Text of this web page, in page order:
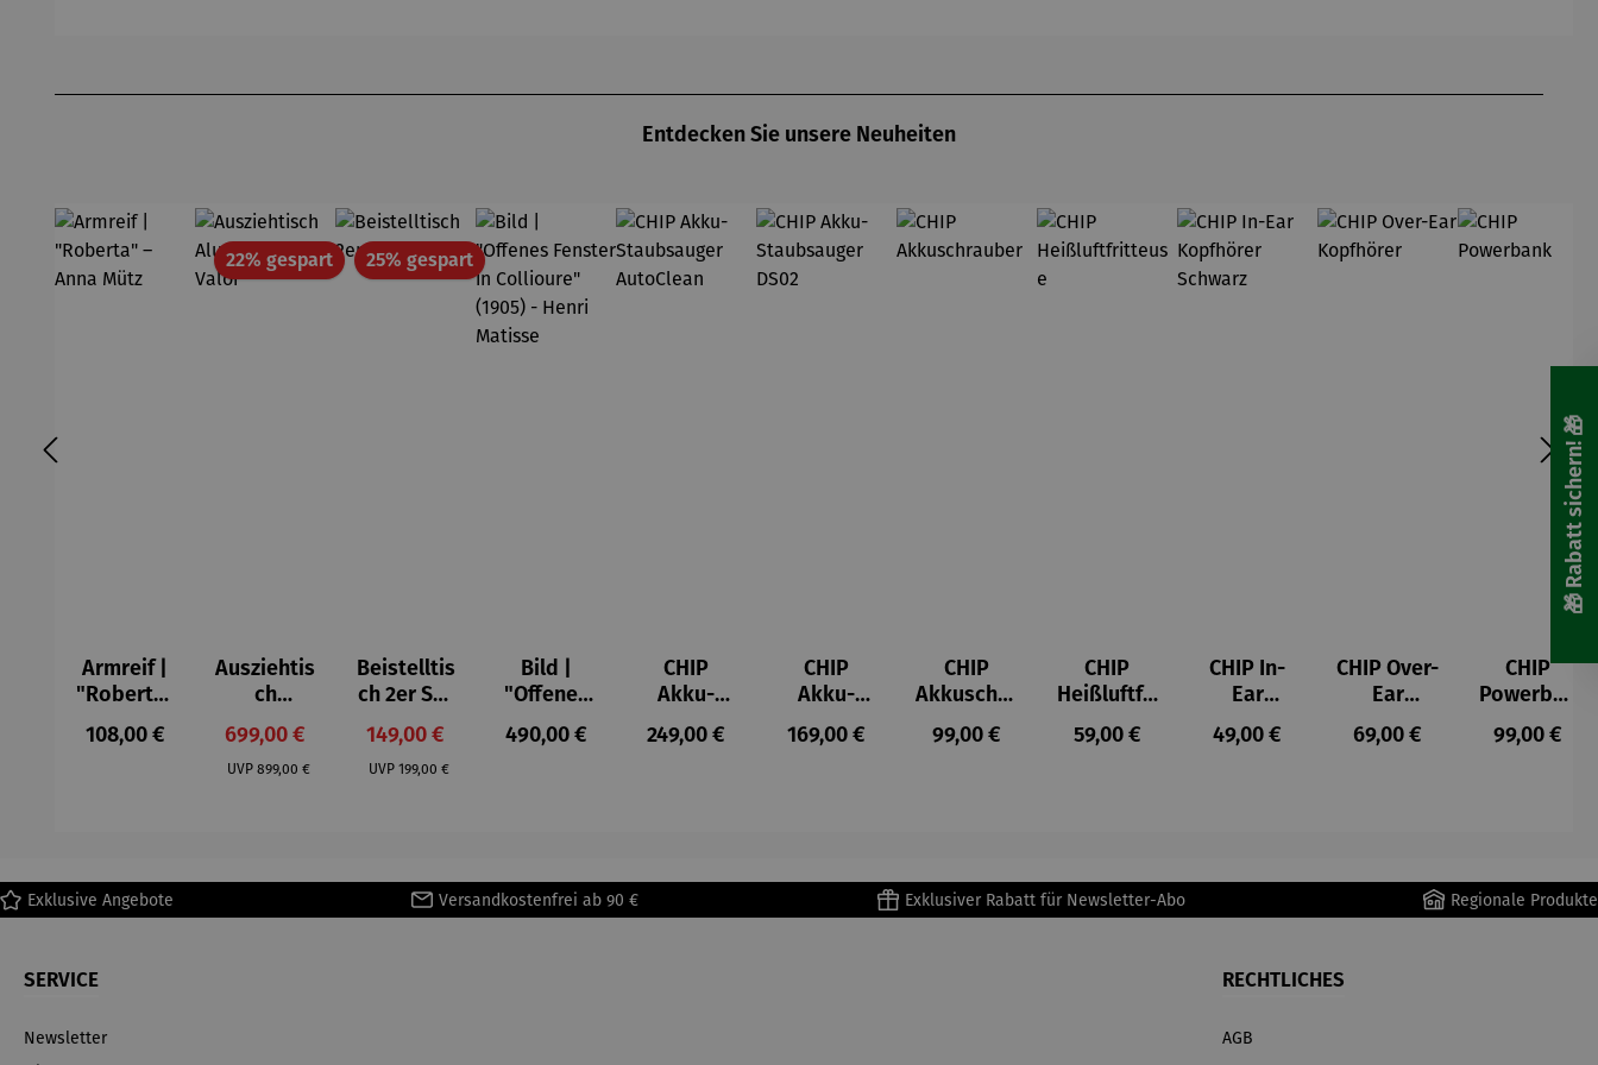
Entdecken Sie unsere Neuheiten
Armreif |
"Roberta"
– Anna
Mütz
Regulärer Preis:
108,00 €
22% gespartRabatt
Ausziehtis
ch
Aluminium
– Valor
Verkaufspreis:
699,00 €
UVP Regulärer Preis:
899,00 €
25% gespartRabatt
Beistelltis
ch 2er Set
– Dalias
Verkaufspreis:
149,00 €
UVP Regulärer Preis:
199,00 €
Bild |
"Offenes
Fenster in
Collioure"
Regulärer Preis:
490,00 €
CHIP
Akku-
Staubsau
ger
Regulärer Preis:
249,00 €
CHIP
Akku-
Staubsau
ger DS02
Regulärer Preis:
169,00 €
CHIP
Akkuschra
uber
Regulärer Preis:
99,00 €
CHIP
Heißluftfri
tteuse
Regulärer Preis:
59,00 €
CHIP In-
Ear
Kopfhörer
Schwarz
Regulärer Preis:
49,00 €
CHIP Over-
Ear
Kopfhörer
Regulärer Preis:
69,00 €
CHIP
Powerban
k
Regulärer
99,00 €
Exklusive Angebote Versandkostenfrei ab 90 € Exklusiver Rabatt für Newsletter-Abo Regionale Produkte
SERVICE
Newsletter
RECHTLICHES
AGB
🎁 Rabatt sichern! 🎁